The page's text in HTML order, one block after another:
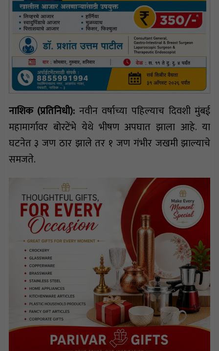
नाशिक (प्रतिनिधी): नवीन वर्षाच्या पहिल्याच दिवशी मुंबई
महामार्गावर बोरटेंभे येथे भीषण अपघात झाला आहे. या
घटनेत ३ जण ठार झाले तर १ जण गंभीर जखमी झाल्याचे
समजते.